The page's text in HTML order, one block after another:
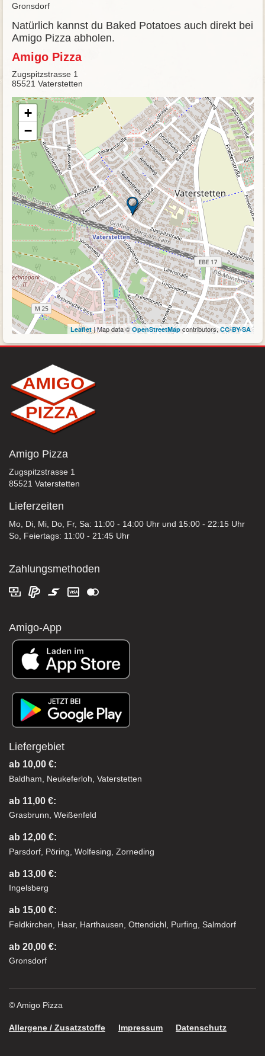
Gronsdorf
Natürlich kannst du Baked Potatoes auch direkt bei
Amigo Pizza abholen.
Amigo Pizza
Zugspitzstrasse 1
85521 Vaterstetten
+
−
Leaflet| Map data © OpenStreetMapcontributors,CC-BY-SA
Amigo Pizza
Zugspitzstrasse 1
85521 Vaterstetten
Lieferzeiten
Mo, Di, Mi, Do, Fr, Sa: 11:00 - 14:00 Uhr und 15:00 - 22:15 Uhr
So, Feiertags: 11:00 - 21:45 Uhr
Zahlungsmethoden
Amigo-App
Liefergebiet
ab 10,00 €:
Baldham, Neukeferloh, Vaterstetten
ab 11,00 €:
Grasbrunn, Weißenfeld
ab 12,00 €:
Parsdorf, Pöring, Wolfesing, Zorneding
ab 13,00 €:
Ingelsberg
ab 15,00 €:
Feldkirchen, Haar, Harthausen, Ottendichl, Purfing, Salmdorf
ab 20,00 €:
Gronsdorf
© Amigo Pizza
Allergene / Zusatzstoffe Impressum Datenschutz